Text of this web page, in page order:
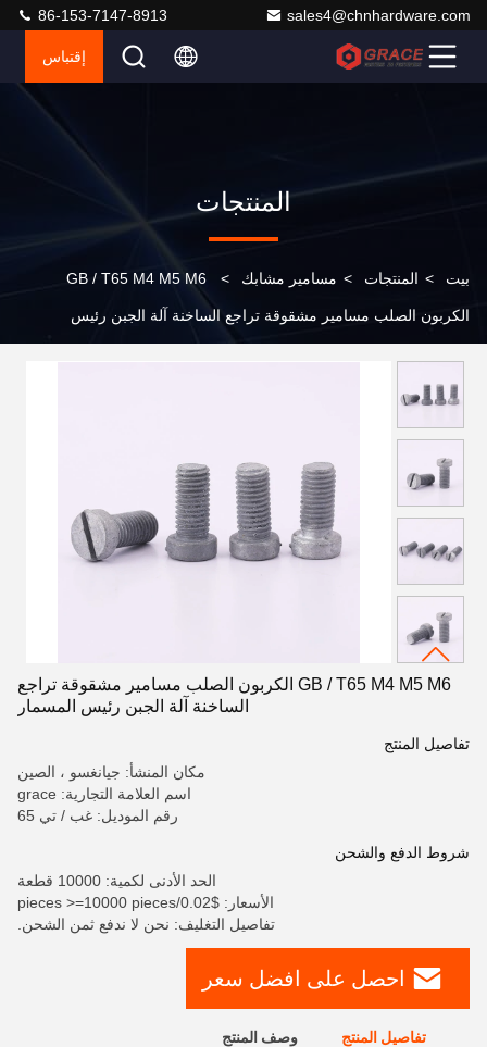
sales4@chnhardware.com
86-153-7147-8913
إقتباس
المنتجات
بيت > المنتجات > مسامير مشابك >
GB / T65 M4 M5 M6
الكربون الصلب مسامير مشقوقة تراجع الساخنة آلة الجبن رئيس
GB / T65 M4 M5 M6 الكربون الصلب مسامير مشقوقة تراجع
الساخنة آلة الجبن رئيس المسمار
تفاصيل المنتج
مكان المنشأ: جيانغسو ، الصين
اسم العلامة التجارية: grace
رقم الموديل: غب / تي 65
شروط الدفع والشحن
الحد الأدنى لكمية: 10000 قطعة
الأسعار: $0.02/pieces >=10000 pieces
تفاصيل التغليف: نحن لا ندفع ثمن الشحن.
احصل على افضل سعر
تفاصيل المنتج وصف المنتج